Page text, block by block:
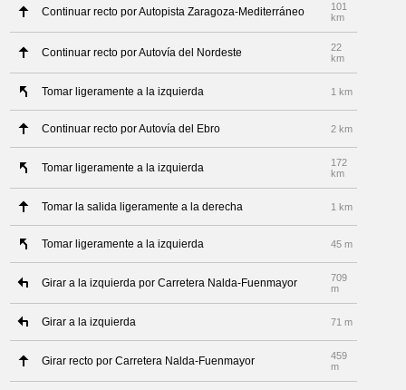
Continuar recto por Autopista Zaragoza-Mediterráneo
101
km
Continuar recto por Autovía del Nordeste
22
km
Tomar ligeramente a la izquierda 1 km
Continuar recto por Autovía del Ebro 2 km
Tomar ligeramente a la izquierda
172
km
Tomar la salida ligeramente a la derecha 1 km
Tomar ligeramente a la izquierda 45 m
Girar a la izquierda por Carretera Nalda-Fuenmayor
709
m
Girar a la izquierda 71 m
Girar recto por Carretera Nalda-Fuenmayor
459
m